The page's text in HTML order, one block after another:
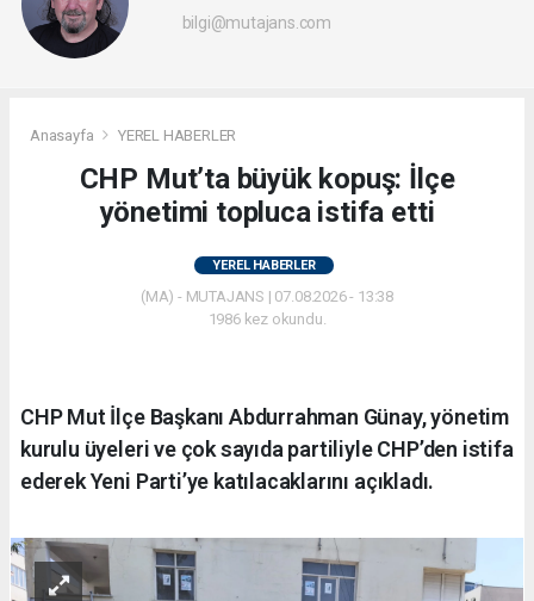
bilgi@mutajans.com
Anasayfa YEREL HABERLER
CHP Mut’ta büyük kopuş: İlçe
yönetimi topluca istifa etti
YEREL HABERLER
(MA) - MUTAJANS | 07.08.2026 - 13:38
1986 kez okundu.
CHP Mut İlçe Başkanı Abdurrahman Günay, yönetim
kurulu üyeleri ve çok sayıda partiliyle CHP’den istifa
ederek Yeni Parti’ye katılacaklarını açıkladı.